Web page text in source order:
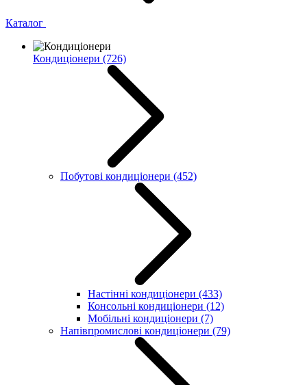
Каталог
Кондиціонери (726)
Побутові кондиціонери (452)
Настінні кондиціонери (433)
Консольні кондиціонери (12)
Мобільні кондиціонери (7)
Напівпромислові кондиціонери (79)